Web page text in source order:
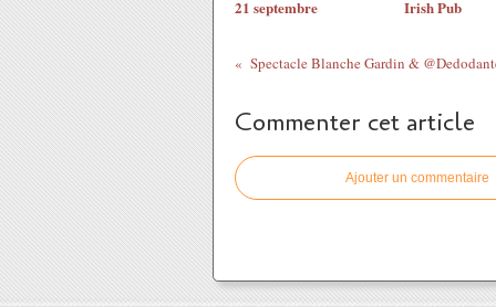
21 septembre
Irish Pub
Commenter cet article
Ajouter un commentaire